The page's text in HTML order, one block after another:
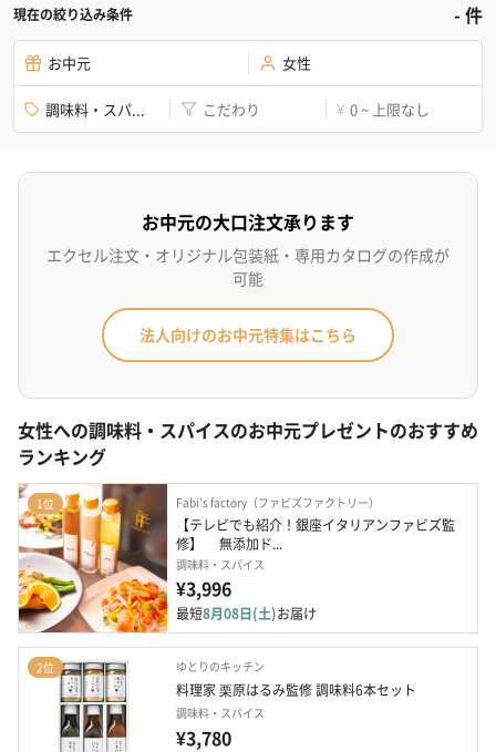
現在の絞り込み条件 -件
お中元 女性
調味料・スパ... こだわり ¥ 0 ~ 上限なし
お中元の大口注文承ります
エクセル注文・オリジナル包装紙・専用カタログの作成が
可能
法人向けのお中元特集はこちら
女性への調味料・スパイスのお中元プレゼントのおすすめ
ランキング
1位 Fabi’s factory（ファビズファクトリー）
【テレビでも紹介！銀座イタリアンファビズ監
修】　 無添加ド...
調味料・スパイス
¥3,996
最短8月08日(土)お届け
2位 ゆとりのキッチン
料理家 栗原はるみ監修 調味料6本セット
調味料・スパイス
¥3,780